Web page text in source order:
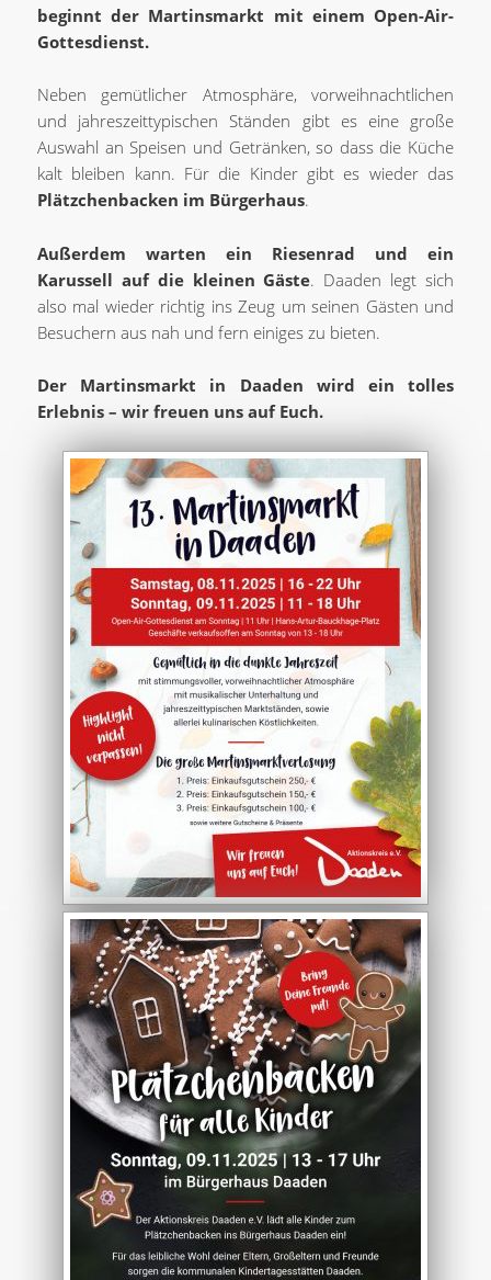
beginnt der Martinsmarkt mit einem Open-Air-
Gottesdienst.
Neben gemütlicher Atmosphäre, vorweihnachtlichen
und jahreszeittypischen Ständen gibt es eine große
Auswahl an Speisen und Getränken, so dass die Küche
kalt bleiben kann. Für die Kinder gibt es wieder das
Plätzchenbacken im Bürgerhaus.
Außerdem warten ein Riesenrad und ein
Karussell auf die kleinen Gäste. Daaden legt sich
also mal wieder richtig ins Zeug um seinen Gästen und
Besuchern aus nah und fern einiges zu bieten.
Der Martinsmarkt in Daaden wird ein tolles
Erlebnis – wir freuen uns auf Euch.